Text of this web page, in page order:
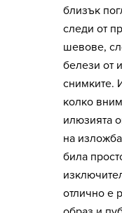
близък
следи от
шевове,
белези от
снимките.
колко
илюзията
на
била
отлично е